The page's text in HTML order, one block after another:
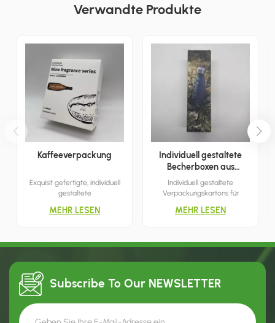
Verwandte Produkte
Kaffeeverpackung
Exquisit gefertigte, individuell
gestaltete
sich für eine Vielzahl von
Drucktechniken den Kunden
MEHR LESEN
Individuell gestaltete
Becherboxen aus
Wellpappe
Individuell gestaltete
Verpackungskartons für
Transport und präsentieren
Becherherstellers, was
MEHR LESEN
Subscribe To Our NEWSLETTER